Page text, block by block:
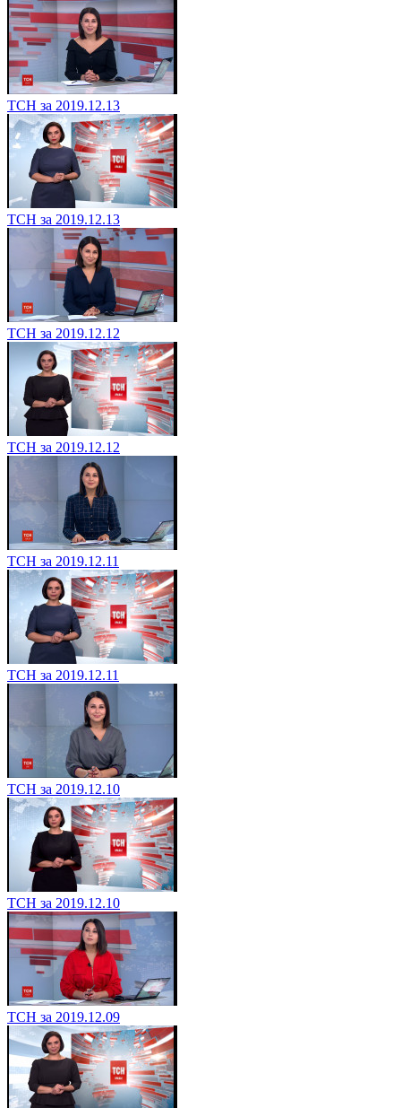
ТСН за 2019.12.13
ТСН за 2019.12.13
ТСН за 2019.12.12
ТСН за 2019.12.12
ТСН за 2019.12.11
ТСН за 2019.12.11
ТСН за 2019.12.10
ТСН за 2019.12.10
ТСН за 2019.12.09